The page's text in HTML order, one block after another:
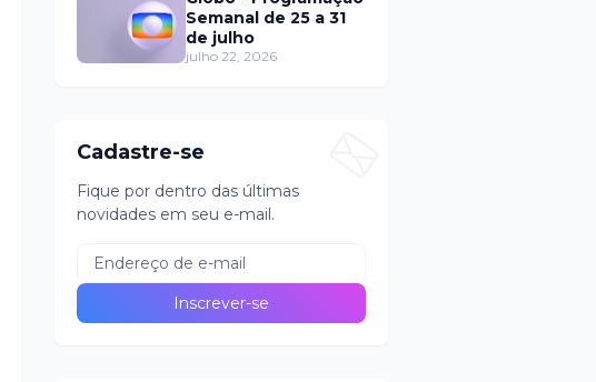
Semanal de 25 a 31
de julho
julho 22, 2026
Cadastre-se
Fique por dentro das últimas
novidades em seu e-mail.